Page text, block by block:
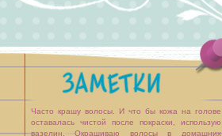
Часто крашу волосы. И что бы кожа на голове
оставалась чистой после покраски, использую
вазелин. Окрашиваю волосы в домашних